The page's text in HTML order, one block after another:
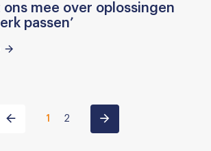
ons mee over oplossingen
passen’
1 2